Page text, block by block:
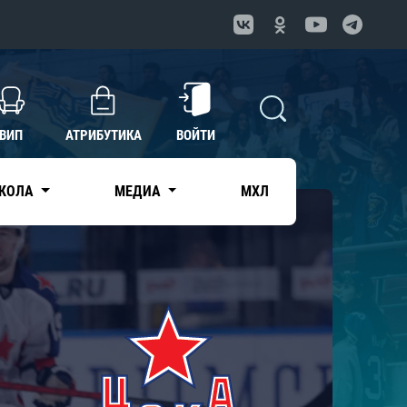
ВИП АТРИБУТИКА ВОЙТИ
МЕДИА МХЛ